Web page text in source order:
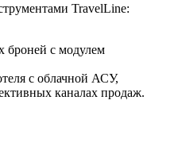
TravelLine:
броней с модулем
с облачной АСУ,
каналах продаж.